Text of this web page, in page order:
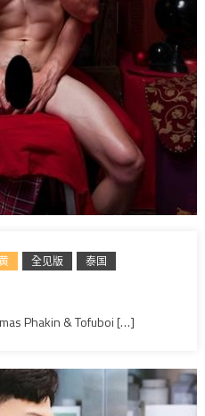
全见版 泰国
Phakin & Tofuboi […]